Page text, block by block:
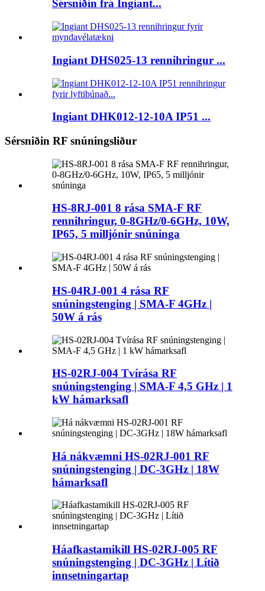
Sérsniðin frá Ingiant...
Ingiant DHS025-13 rennihringur ...
Ingiant DHK012-12-10A IP51 ...
Sérsniðin RF snúningsliður
HS-8RJ-001 8 rása SMA-F RF
rennihringur, 0-8GHz/0-6GHz, 10W,
IP65, 5 milljónir snúninga
HS-04RJ-001 4 rása RF
snúningstenging | SMA-F 4GHz |
50W á rás
HS-02RJ-004 Tvírása RF
snúningstenging | SMA-F 4,5 GHz | 1
kW hámarksafl
Há nákvæmni HS-02RJ-001 RF
snúningstenging | DC-3GHz | 18W
hámarksafl
Háafkastamikill HS-02RJ-005 RF
snúningstenging | DC-3GHz | Lítið
innsetningartap